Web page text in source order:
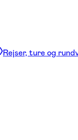
Rejser, ture og